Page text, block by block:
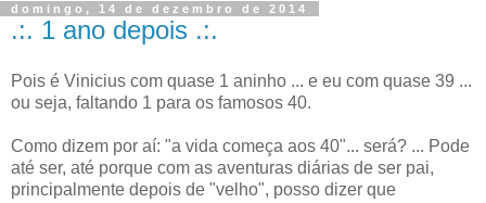
domingo, 14 de dezembro de 2014
.:. 1 ano depois .:.
Pois é Vinicius com quase 1 aninho ... e eu com quase 39 ...
ou seja, faltando 1 para os famosos 40.
Como dizem por aí: "a vida começa aos 40"... será? ... Pode
até ser, até porque com as aventuras diárias de ser pai,
principalmente depois de "velho", posso dizer que